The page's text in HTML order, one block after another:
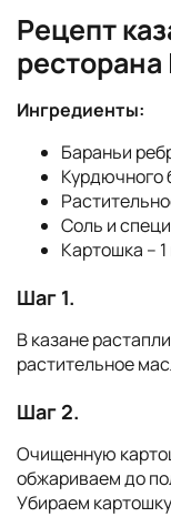
Рецепт
ресторана
Ингредиенты:
Бараньи
Курдючного
Соль и
Картошка – 1
Шаг 1.
В казане
растительное
Шаг 2.
Очищенную
обжариваем до
Убираем